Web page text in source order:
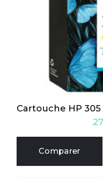
Cartouche HP
Comparer